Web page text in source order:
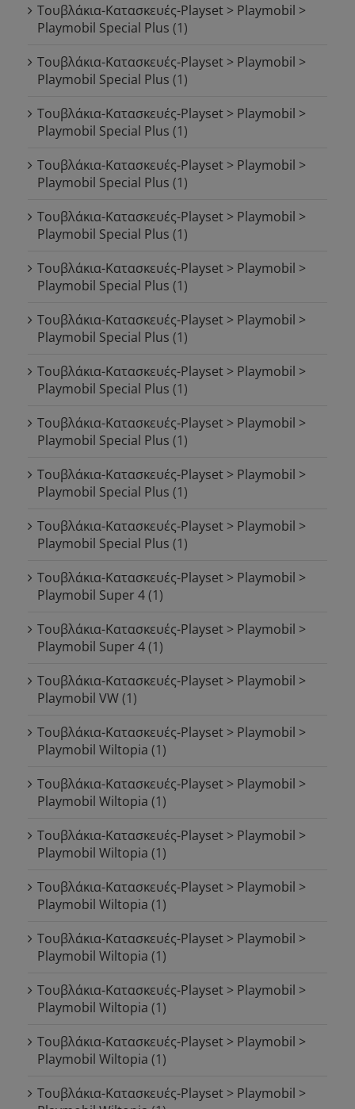
Τουβλάκια-Κατασκευές-Playset > Playmobil >
Playmobil Special Plus (1)
Τουβλάκια-Κατασκευές-Playset > Playmobil >
Playmobil Special Plus (1)
Τουβλάκια-Κατασκευές-Playset > Playmobil >
Playmobil Special Plus (1)
Τουβλάκια-Κατασκευές-Playset > Playmobil >
Playmobil Special Plus (1)
Τουβλάκια-Κατασκευές-Playset > Playmobil >
Playmobil Special Plus (1)
Τουβλάκια-Κατασκευές-Playset > Playmobil >
Playmobil Special Plus (1)
Τουβλάκια-Κατασκευές-Playset > Playmobil >
Playmobil Special Plus (1)
Τουβλάκια-Κατασκευές-Playset > Playmobil >
Playmobil Special Plus (1)
Τουβλάκια-Κατασκευές-Playset > Playmobil >
Playmobil Special Plus (1)
Τουβλάκια-Κατασκευές-Playset > Playmobil >
Playmobil Special Plus (1)
Τουβλάκια-Κατασκευές-Playset > Playmobil >
Playmobil Special Plus (1)
Τουβλάκια-Κατασκευές-Playset > Playmobil >
Playmobil Super 4(1)
Τουβλάκια-Κατασκευές-Playset > Playmobil >
Playmobil Super 4(1)
Τουβλάκια-Κατασκευές-Playset > Playmobil >
Playmobil VW(1)
Τουβλάκια-Κατασκευές-Playset > Playmobil >
Playmobil Wiltopia (1)
Τουβλάκια-Κατασκευές-Playset > Playmobil >
Playmobil Wiltopia (1)
Τουβλάκια-Κατασκευές-Playset > Playmobil >
Playmobil Wiltopia (1)
Τουβλάκια-Κατασκευές-Playset > Playmobil >
Playmobil Wiltopia (1)
Τουβλάκια-Κατασκευές-Playset > Playmobil >
Playmobil Wiltopia (1)
Τουβλάκια-Κατασκευές-Playset > Playmobil >
Playmobil Wiltopia (1)
Τουβλάκια-Κατασκευές-Playset > Playmobil >
Playmobil Wiltopia (1)
Τουβλάκια-Κατασκευές-Playset > Playmobil >